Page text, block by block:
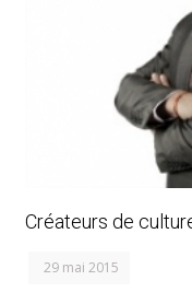
Créateurs de
29 mai 2015